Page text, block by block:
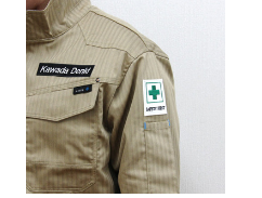
企業・団体様
LINE